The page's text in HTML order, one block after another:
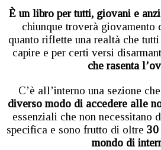
È un libro per tutti, giovani e
chiunque troverà giovamento
quanto riflette una realtà che
capire e per certi versi
che rasenta
C’è all’interno una sezione
diverso modo di accedere alle
essenziali che non necessitano
specifica e sono frutto di oltre 30
mondo di